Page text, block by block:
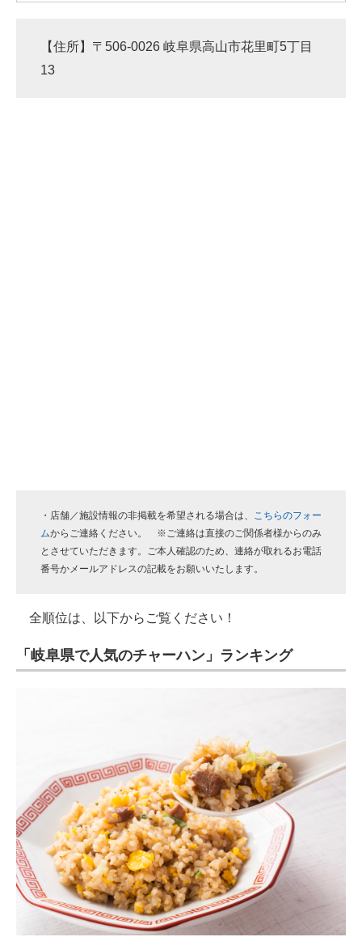
【住所】〒506-0026 岐阜県高山市花里町5丁目
13
・店舗／施設情報の非掲載を希望される場合は、 こちらのフォー
ムからご連絡ください。 ※ご連絡は直接のご関係者様からのみ
とさせていただきます。ご本人確認のため、連絡が取れるお電話
番号かメールアドレスの記載をお願いいたします。
全順位は、以下からご覧ください！
「岐阜県で人気のチャーハン」ランキング